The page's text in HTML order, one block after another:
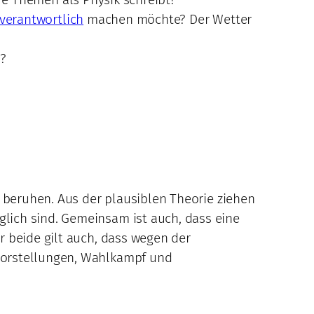
machen möchte? Der Wetter
Aus der plausiblen Theorie ziehen
sind. Gemeinsam ist auch, dass eine
gilt auch, dass wegen der
Wahlkampf und